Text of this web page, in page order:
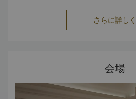
さらに詳しく
会場